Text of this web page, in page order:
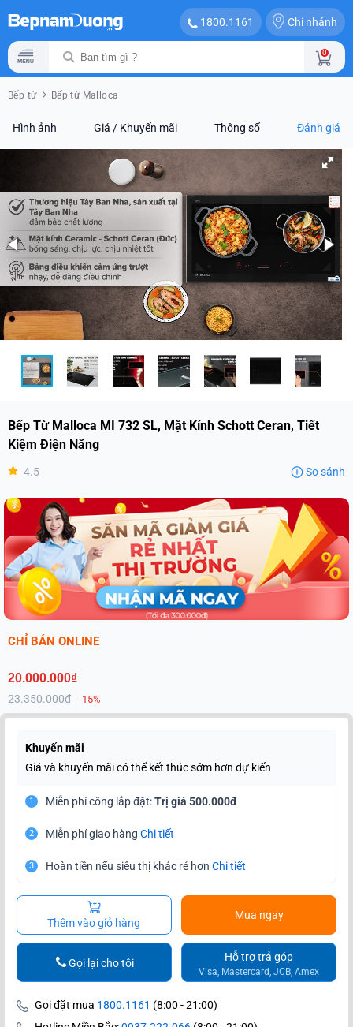
1800.1161 Chi nhánh
0
Bếp từ Bếp từ Malloca
Hình ảnh Giá / Khuyến mãi Thông số Đánh giá
Bếp Từ Malloca MI 732 SL, Mặt Kính Schott Ceran, Tiết
Kiệm Điện Năng
4.5 So sánh
CHỈ BÁN ONLINE
20.000.000₫
23.350.000₫ -15%
Khuyến mãi
Giá và khuyến mãi có thể kết thúc sớm hơn dự kiến
1 Miễn phí công lắp đặt:Trị giá 500.000đ
2 Miễn phí giao hàng Chi tiết
3 Hoàn tiền nếu siêu thị khác rẻ hơn Chi tiết
Thêm vào giỏ hàng
Mua ngay
Hỗ trợ trả góp
Visa, Mastercard, JCB, Amex
Gọi lại cho tôi
Gọi đặt mua 1800.1161 (8:00 - 21:00)